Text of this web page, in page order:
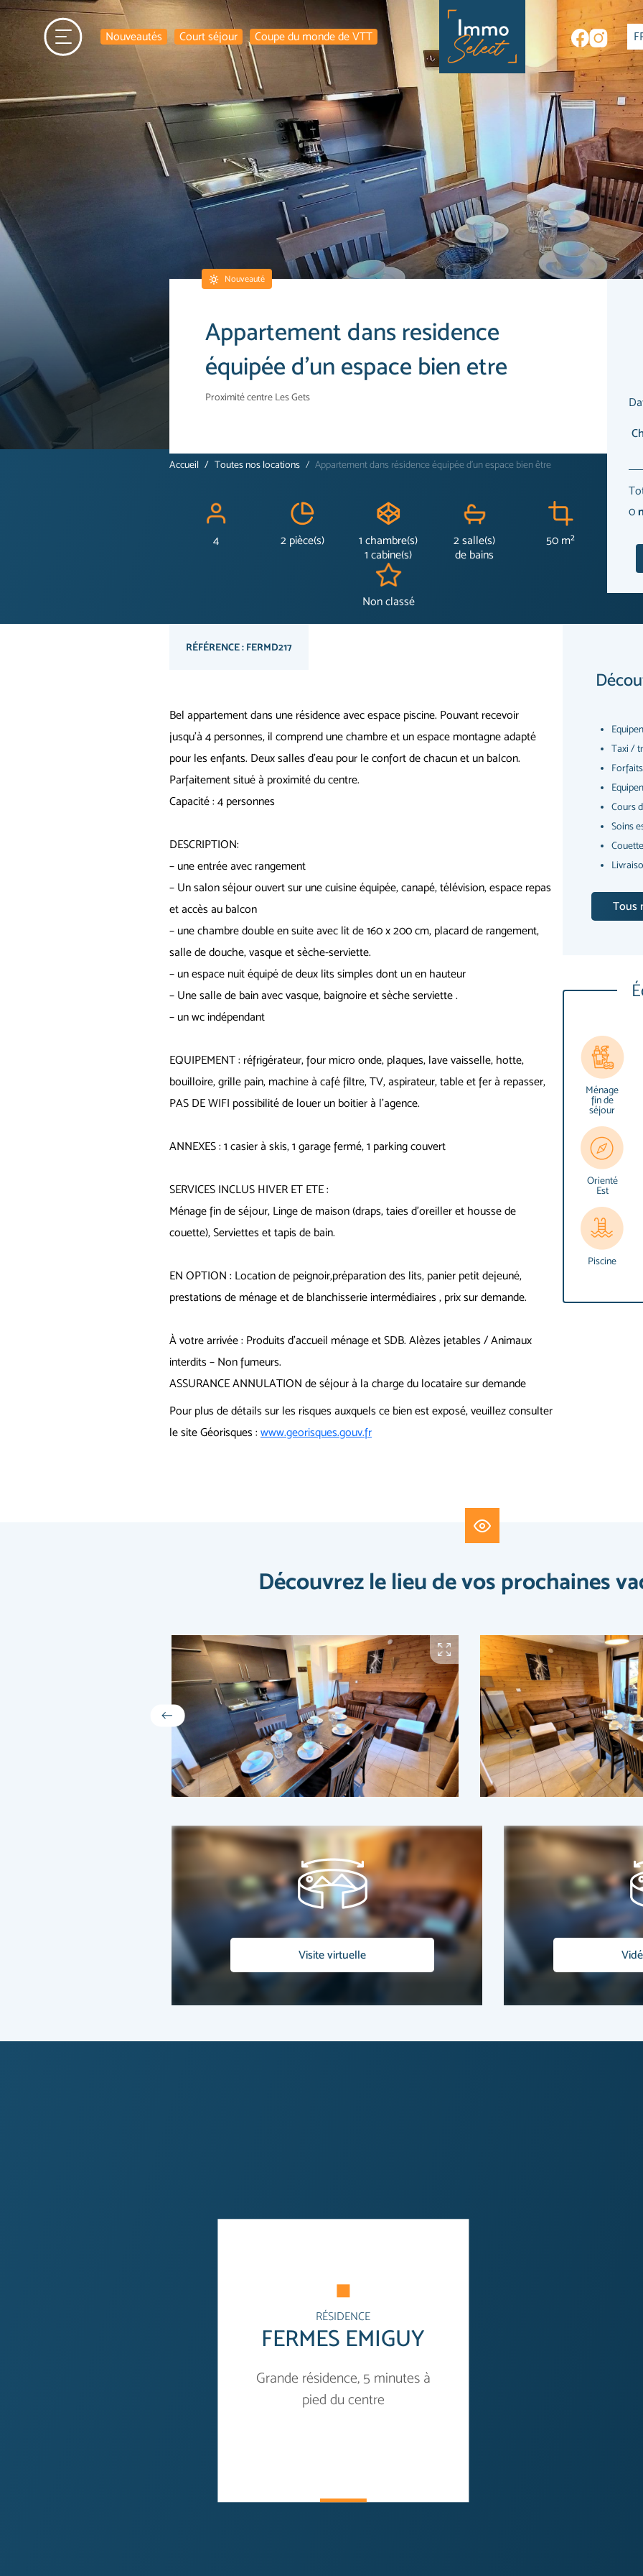
Nouveautés Court séjour Coupe du monde de VTT
Appartement dans residence
équipée d’un espace bien etre
Proximité centre Les Gets
Nouveauté
0
Accueil Toutes nos locations Appartement dans résidence équipée d’un espace bien être
4 2 pièce(s)
1 chambre(s)
1 cabine(s)
2 salle(s)
de bains
50 m²
Non classé
RÉFÉRENCE : FERMD217
Bel appartement dans une résidence avec espace piscine. Pouvant recevoir
jusqu’à 4 personnes, il comprend une chambre et un espace montagne adapté
pour les enfants. Deux salles d’eau pour le confort de chacun et un balcon.
Parfaitement situé à proximité du centre.
Capacité : 4 personnes
DESCRIPTION:
– une entrée avec rangement
– Un salon séjour ouvert sur une cuisine équipée, canapé, télévision, espace repas
et accès au balcon
– une chambre double en suite avec lit de 160 x 200 cm, placard de rangement,
salle de douche, vasque et sèche-serviette.
– un espace nuit équipé de deux lits simples dont un en hauteur
– Une salle de bain avec vasque, baignoire et sèche serviette .
– un wc indépendant
EQUIPEMENT : réfrigérateur, four micro onde, plaques, lave vaisselle, hotte,
bouilloire, grille pain, machine à café filtre, TV, aspirateur, table et fer à repasser,
PAS DE WIFI possibilité de louer un boitier à l’agence.
ANNEXES : 1 casier à skis, 1 garage fermé, 1 parking couvert
SERVICES INCLUS HIVER ET ETE :
Ménage fin de séjour, Linge de maison (draps, taies d’oreiller et housse de
couette), Serviettes et tapis de bain.
EN OPTION : Location de peignoir,préparation des lits, panier petit dejeuné,
prestations de ménage et de blanchisserie intermédiaires , prix sur demande.
À votre arrivée : Produits d’accueil ménage et SDB. Alèzes jetables / Animaux
interdits – Non fumeurs.
ASSURANCE ANNULATION de séjour à la charge du locataire sur demande
Pour plus de détails sur les risques auxquels ce bien est exposé, veuillez consulter
le site Géorisques : www.georisques.gouv.fr
Taxi /
Cours
Soins
Tous
Ménage
fin de
séjour
Orienté
Est
Piscine
Découvrez le lieu de vos prochaines
Visite virtuelle
RÉSIDENCE
FERMES EMIGUY
Grande résidence, 5 minutes à
pied du centre